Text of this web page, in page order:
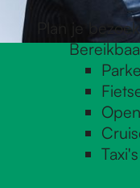
Plan je bezoek